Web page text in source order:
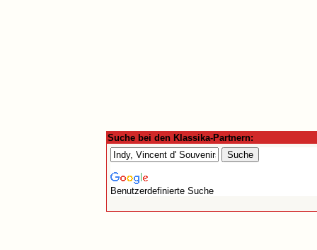
Suche bei den Klassika-Partnern:
Benutzerdefinierte Suche